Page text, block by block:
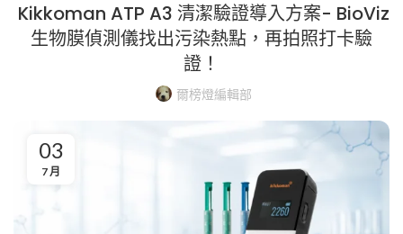
Kikkoman ATP A3 清潔驗證導入方案- BioViz
生物膜偵測儀找出污染熱點，再拍照打卡驗
證！
爾榜燈編輯部
03
7 月